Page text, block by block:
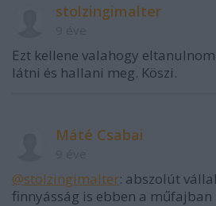
stolzingimalter
Ezt kellene valahogy
látni és hallani meg. Köszi.
Máté Csabai
@stolzingimalter: abszolút
finnyásság is ebben a műfajban